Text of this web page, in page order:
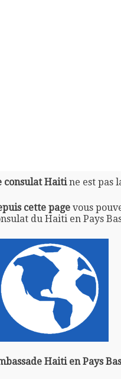
consulat Haitine est pas
cette pagevous
du Haiti en Pays
Haiti en Pays Bas